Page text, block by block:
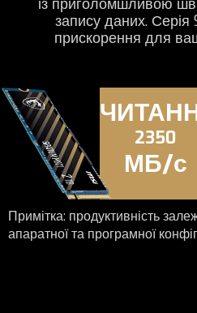
із приголомшливою
запису даних. Серія
прискорення для
2350
МБ/с
Примітка: продуктивність
апаратної та програмної